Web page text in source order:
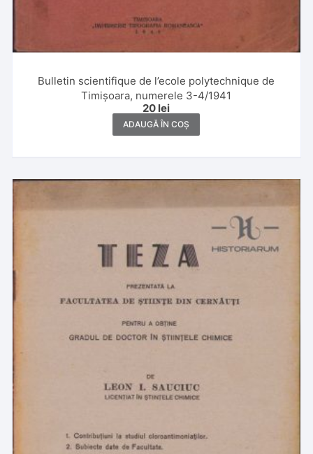
Bulletin scientifique de l’ecole polytechnique de
Timișoara, numerele 3-4/1941
20 lei
ADAUGĂ ÎN COȘ